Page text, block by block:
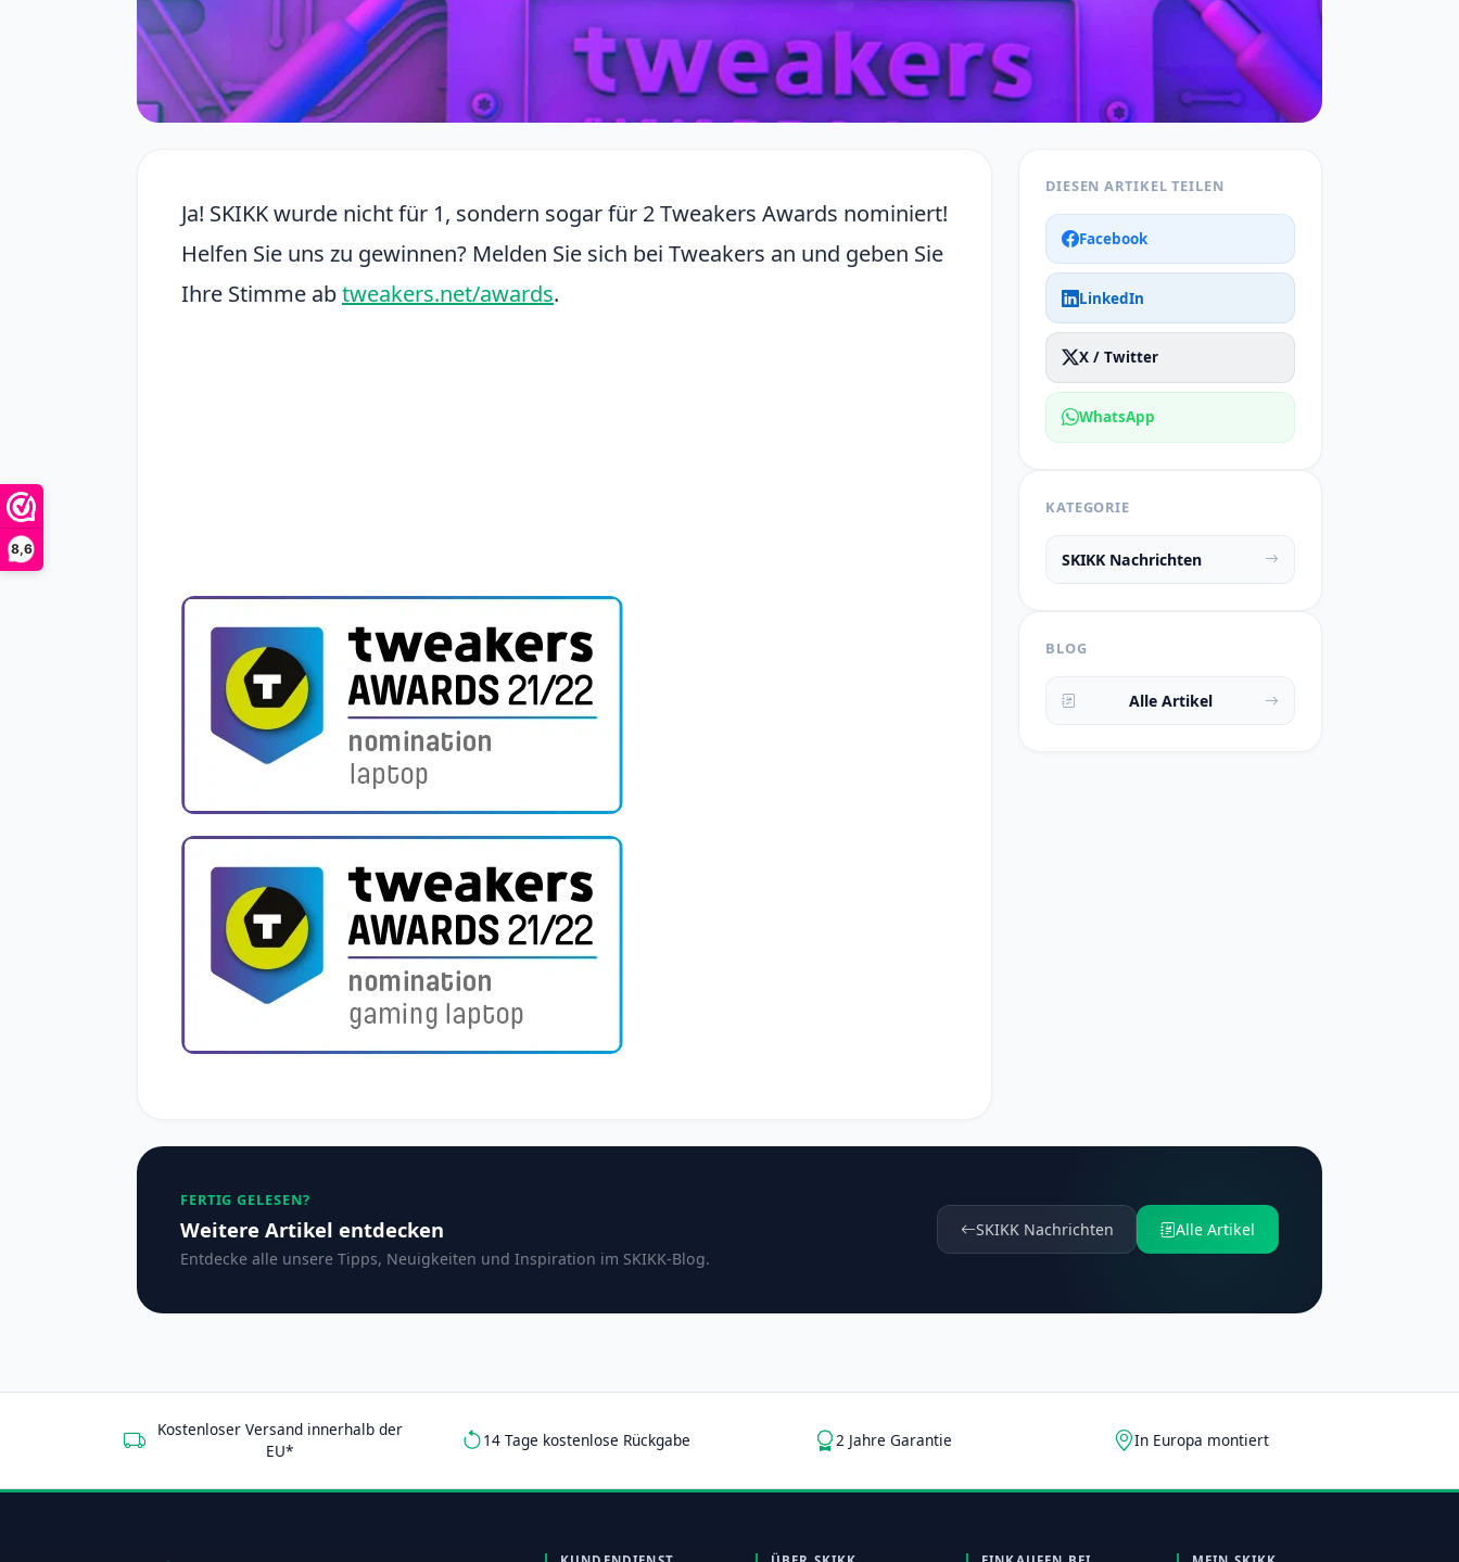
8,6
Ja! SKIKK wurde nicht für 1, sondern sogar für 2 Tweakers Awards nominiert!
Helfen Sie uns zu gewinnen? Melden Sie sich bei Tweakers an und geben Sie
Ihre Stimme abtweakers.net/awards.
DIESEN ARTIKEL TEILEN
Facebook
LinkedIn
X / Twitter
WhatsApp
KATEGORIE
SKIKK Nachrichten
BLOG
Alle Artikel
FERTIG GELESEN?
Weitere Artikel entdecken
Entdecke alle unsere Tipps, Neuigkeiten und Inspiration im SKIKK-Blog.
SKIKK Nachrichten Alle Artikel
Kostenloser Versand innerhalb der
EU*
14 Tage kostenlose Rückgabe 2 Jahre Garantie In Europa montiert